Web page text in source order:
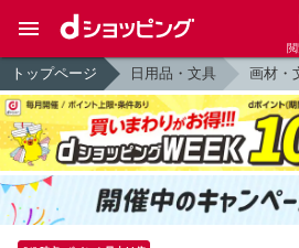
トップページ 日用品・文具 画材・